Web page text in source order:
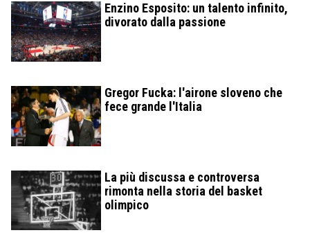
Enzino Esposito: un talento infinito,
divorato dalla passione
Gregor Fucka: l'airone sloveno che
fece grande l'Italia
La più discussa e controversa
rimonta nella storia del basket
olimpico